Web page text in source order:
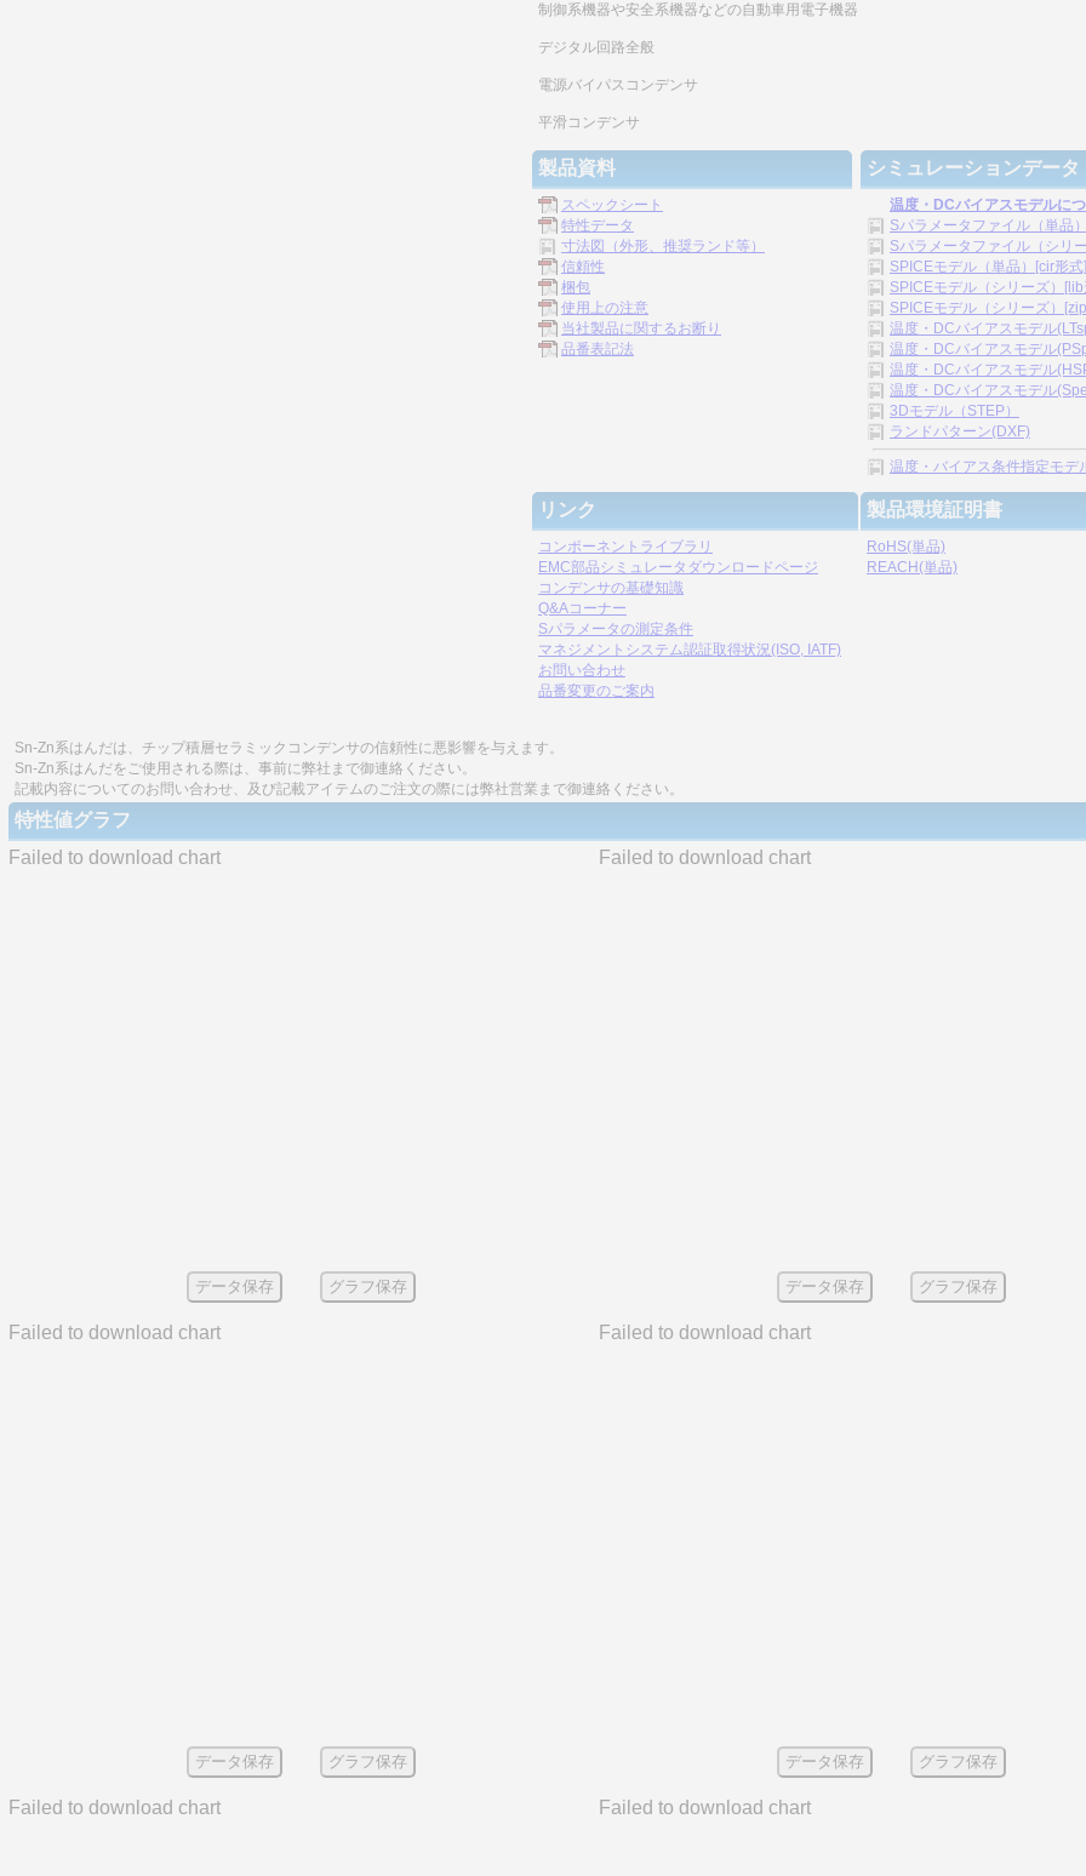
制御系機器や安全系機器などの自動車用電子機器
デジタル回路全般
電源バイパスコンデンサ
平滑コンデンサ
製品資料
スペックシート
特性データ
寸法図（外形、推奨ランド等）
信頼性
梱包
使用上の注意
当社製品に関するお断り
品番表記法
シミュレーションデータ
温度・DCバイアスモデルに
Sパラメータファイル（単品）
Sパラメータファイル（シリ
SPICEモデル（単品）[cir形式]
SPICEモデル（シリーズ）[lib
SPICEモデル（シリーズ）
温度・DCバイアスモデル
温度・DCバイアスモデル
温度・DCバイアスモデル
温度・DCバイアスモデル
3Dモデル（STEP）
ランドパターン(DXF)
温度・バイアス条件指定モデ
リンク
コンポーネントライブラリ
EMC部品シミュレータダウンロードページ
コンデンサの基礎知識
Q&Aコーナー
Sパラメータの測定条件
マネジメントシステム認証取得状況(ISO, IATF)
お問い合わせ
品番変更のご案内
製品環境証明書
RoHS(単品)
REACH(単品)
Sn-Zn系はんだは、チップ積層セラミックコンデンサの信頼性に悪影響を与えます。
Sn-Zn系はんだをご使用される際は、事前に弊社まで御連絡ください。
記載内容についてのお問い合わせ、及び記載アイテムのご注文の際には弊社営業まで御連絡ください。
特性値グラフ
Failed to download chart
データ保存 グラフ保存
Failed to download chart
データ保存 グラフ保存
Failed to download chart
データ保存 グラフ保存
Failed to download chart
データ保存 グラフ保存
Failed to download chart Failed to download chart